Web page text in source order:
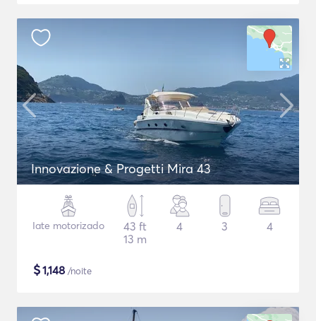
Innovazione & Progetti Mira 43
Iate motorizado
43 ft
13 m
4 3 4
$1,148 /noite